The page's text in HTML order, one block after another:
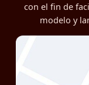
con el fin de
modelo y